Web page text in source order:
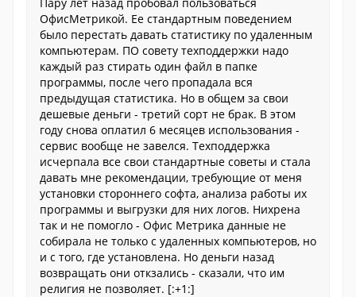
ОфисМетрикой. Ее стандартным поведением
было перестать давать статистику по удаленным
компьютерам. ПО совету техподдержки надо
каждый раз стирать один файл в папке
программы, после чего пропадала вся
предыдущая статистика. Но в общем за свои
дешевые деньги - третий сорт не брак. В этом
году снова оплатил 6 месяцев использования -
сервис вообще не завелся. Техподдержка
исчерпала все свои стандартные советы и стала
давать мне рекомендации, требующие от меня
установки стороннего софта, анализа работы их
программы и выгрузки для них логов. Нихрена
так и не помогло - Офис Метрика данные не
собирала не только с удаленных компьютеров, но
и с того, где установлена. Но деньги назад
возвращать они откзались - сказали, что им
религия не позволяет. [:+1:]